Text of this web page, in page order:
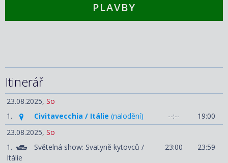
PLAVBY
Itinerář
23.08.2025, So
1.
Civitavecchia / Itálie (nalodění) --:--
19:00
23.08.2025, So
1.
Světelná show: Svatyně kytovců /
Itálie
23:00 23:59